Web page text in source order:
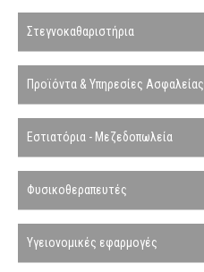
Στεγνοκαθαριστήρια
Προϊόντα & Υπηρεσίες Ασφαλείας
Εστιατόρια - Μεζεδοπωλεία
Φυσικοθεραπευτές
Υγειονομικές εφαρμογές